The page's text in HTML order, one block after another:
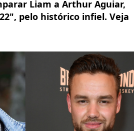
Liam a Arthur Aguiar,
pelo histórico infiel. Veja